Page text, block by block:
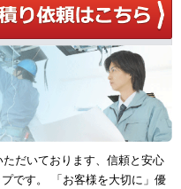
だいております、信頼と安心
です。 「お客様を大切に」優